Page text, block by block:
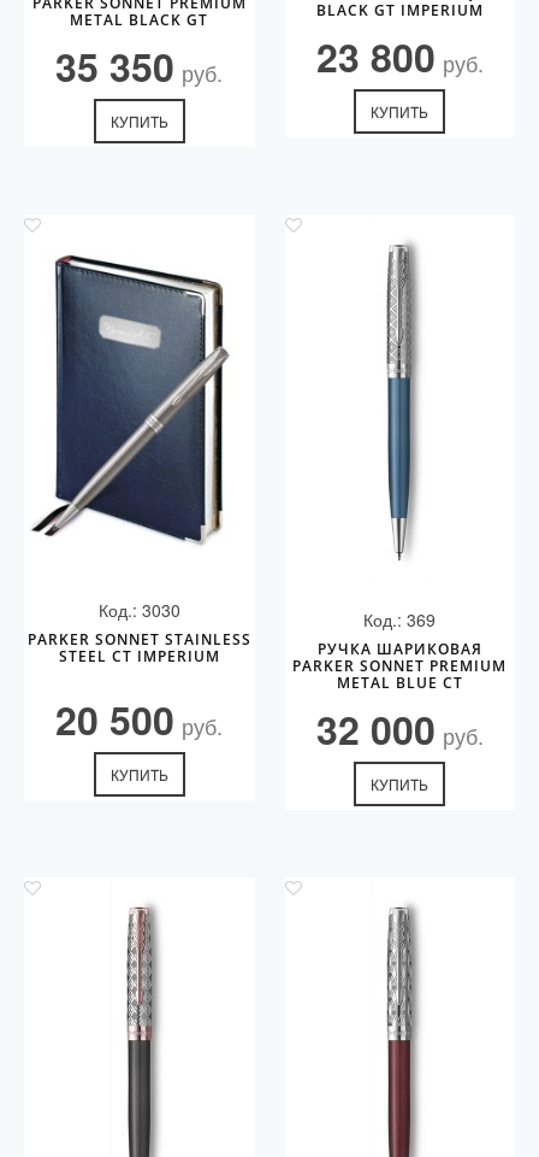
METAL BLACK GT
35 350 руб.
КУПИТЬ
BLACK GT IMPERIUM
23 800 руб.
КУПИТЬ
Код.: 3030
PARKER SONNET STAINLESS
STEEL CT IMPERIUM
20 500 руб.
КУПИТЬ
Код.: 369
РУЧКА ШАРИКОВАЯ
PARKER SONNET PREMIUM
METAL BLUE CT
32 000 руб.
КУПИТЬ